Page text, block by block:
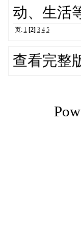
动、生活
页: 1 [2] 3 4 5
查看完整